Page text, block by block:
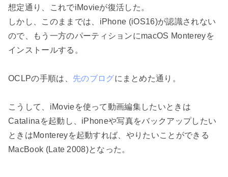
想定通り、これでiMovieが復活した。
しかし、このままでは、iPhone (iOS16)が認識されない
ので、もう一方のパーティションにmacOS Montereyを
インストールする。
OCLPの手順は、 先のブログにまとめた通り。
こうして、iMovieを使って動画編集したいときは
Catalinaを起動し、iPhoneや写真をバックアップしたい
ときはMontereyを起動すれば、やりたいことができる
MacBook (Late 2008)となった。